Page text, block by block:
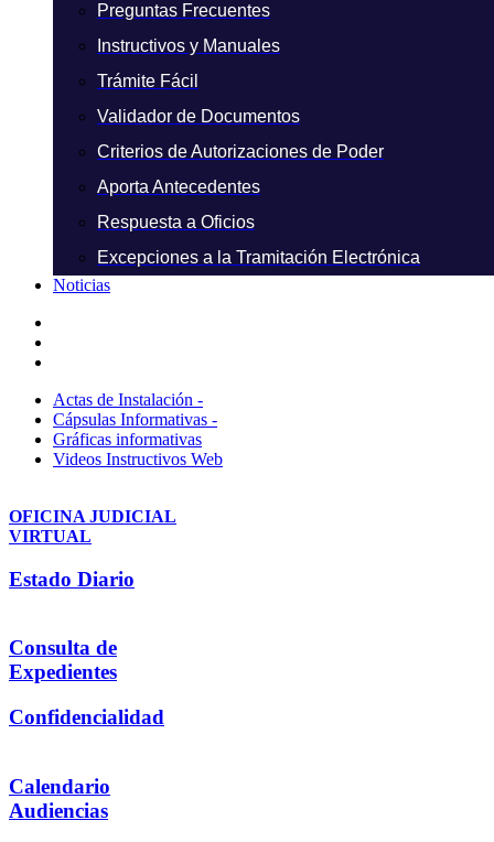
Preguntas Frecuentes
Instructivos y Manuales
Trámite Fácil
Validador de Documentos
Criterios de Autorizaciones de Poder
Aporta Antecedentes
Respuesta a Oficios
Excepciones a la Tramitación Electrónica
Noticias
Actas de Instalación -
Cápsulas Informativas -
Gráficas informativas
Videos Instructivos Web
OFICINA JUDICIAL
VIRTUAL
Estado Diario
Consulta de
Expedientes
Confidencialidad
Calendario
Audiencias